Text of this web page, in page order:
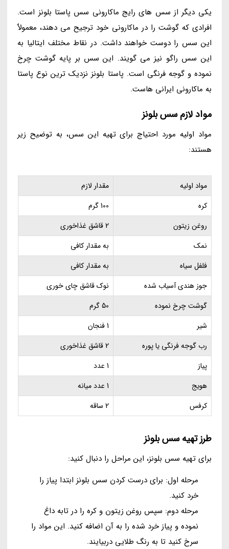
یکی دیگر از سس های رایج ماکارونی سس پاستا بلونز است.
افرادی که گوشت را در ماکارونی خود ترجیح می دهند، معمولاٌ
این سس را دوست خواهند داشت. در نقاط مختلف ایتالیا به
این سس راگو نیز می گویند. این سس بر پایه گوشت چرخ
نموده و گوجه فرنگی است. پاستا بلونز نزدیک ترین نوع پاستا
به ماکارونی ایرانی هاست.
مواد لازم سس بلونز
مواد اولیه مورد احتیاج برای تهیه این سس، به توضیح زیر
هستند:
مواد اولیه
مقدار لازم
کره
100 گرم
روغن زیتون
2 قاشق غذاخوری
نمک
به مقدار کافی
فلفل سیاه
به مقدار کافی
جوز هندی آسیاب شده
نوک قاشق چای خوری
گوشت چرخ نموده
50 گرم
شیر
1 فنجان
رب گوجه فرنگی یا پوره
2 قاشق غذاخوری
پیاز
1 عدد
هویج
1 عدد میانه
کرفس
2 ساقه
طرز تهیه سس بلونز
برای تهیه سس بلونز، این مراحل را دنبال کنید:
مرحله اول: برای درست کردن سس بلونز ابتدا پیاز را
خرد کنید.
مرحله دوم: سپس روغن زیتون و کره را در تابه داغ
نموده و پیاز خرد شده را به آن اضافه کنید. این مواد را
سرخ کنید تا به رنگ طلایی دربیایند.